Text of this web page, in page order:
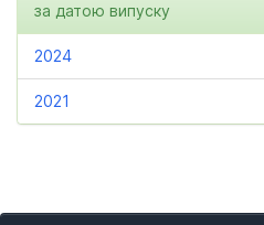
за датою випуску
2024
2021